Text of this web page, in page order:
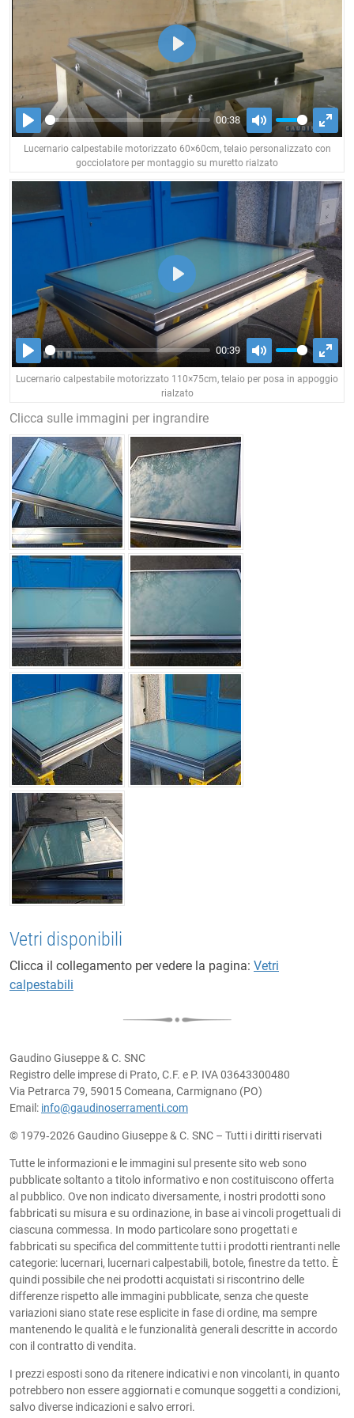
PLAY
00:38
MUTE
PLAY
Lucernario calpestabile motorizzato 60×60cm, telaio personalizzato con
gocciolatore per montaggio su muretto rialzato
PLAY
00:39
MUTE
PLAY
Lucernario calpestabile motorizzato 110×75cm, telaio per posa in appoggio
rialzato
Clicca sulle immagini per ingrandire
Vetri disponibili
Clicca il collegamento per vedere la pagina: Vetri
calpestabili
Gaudino Giuseppe & C. SNC
Registro delle imprese di Prato, C.F. e P. IVA 03643300480
Via Petrarca 79, 59015 Comeana, Carmignano (PO)
Email: info@gaudinoserramenti.com
© 1979‐2026 Gaudino Giuseppe & C. SNC – Tutti i diritti riservati
Tutte le informazioni e le immagini sul presente sito web sono
pubblicate soltanto a titolo informativo e non costituiscono offerta
al pubblico. Ove non indicato diversamente, i nostri prodotti sono
fabbricati su misura e su ordinazione, in base ai vincoli progettuali di
ciascuna commessa. In modo particolare sono progettati e
fabbricati su specifica del committente tutti i prodotti rientranti nelle
categorie: lucernari, lucernari calpestabili, botole, finestre da tetto. È
quindi possibile che nei prodotti acquistati si riscontrino delle
differenze rispetto alle immagini pubblicate, senza che queste
variazioni siano state rese esplicite in fase di ordine, ma sempre
mantenendo le qualità e le funzionalità generali descritte in accordo
con il contratto di vendita.
I prezzi esposti sono da ritenere indicativi e non vincolanti, in quanto
potrebbero non essere aggiornati e comunque soggetti a condizioni,
salvo diverse indicazioni e salvo errori.